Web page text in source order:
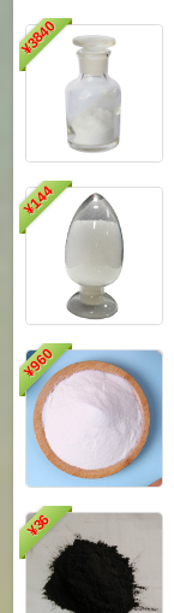
¥
3840
¥
144
¥
960
¥
36